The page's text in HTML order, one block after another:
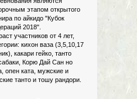
этапом открытого
по айкидо "Кубок
2018".
участников от 4 лет,
кихон ваза (3,5,10,17
какари гейко, танто
Корю Дай Сан но
опен ката, мужские и
танто и тошу рандори.